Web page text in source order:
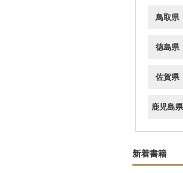
鳥取県
徳島県
佐賀県
鹿児島県
新着書籍